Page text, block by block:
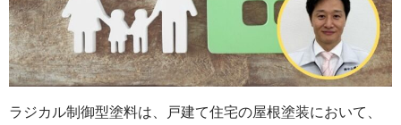
ラジカル制御型塗料は、戸建て住宅の屋根塗装において、